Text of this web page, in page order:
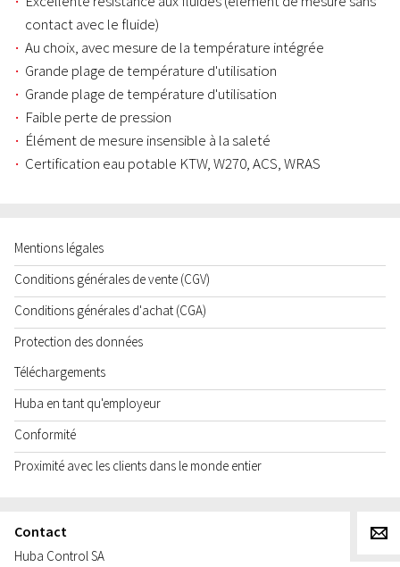
contact avec le fluide)
Au choix, avec mesure de la température intégrée
Grande plage de température d'utilisation
Grande plage de température d'utilisation
Faible perte de pression
Élément de mesure insensible à la saleté
Certification eau potable KTW, W270, ACS, WRAS
Mentions légales
Conditions générales de vente (CGV)
Conditions générales d'achat (CGA)
Protection des données
Téléchargements
Huba en tant qu'employeur
Conformité
Proximité avec les clients dans le monde entier
Contact
Huba Control SA
g